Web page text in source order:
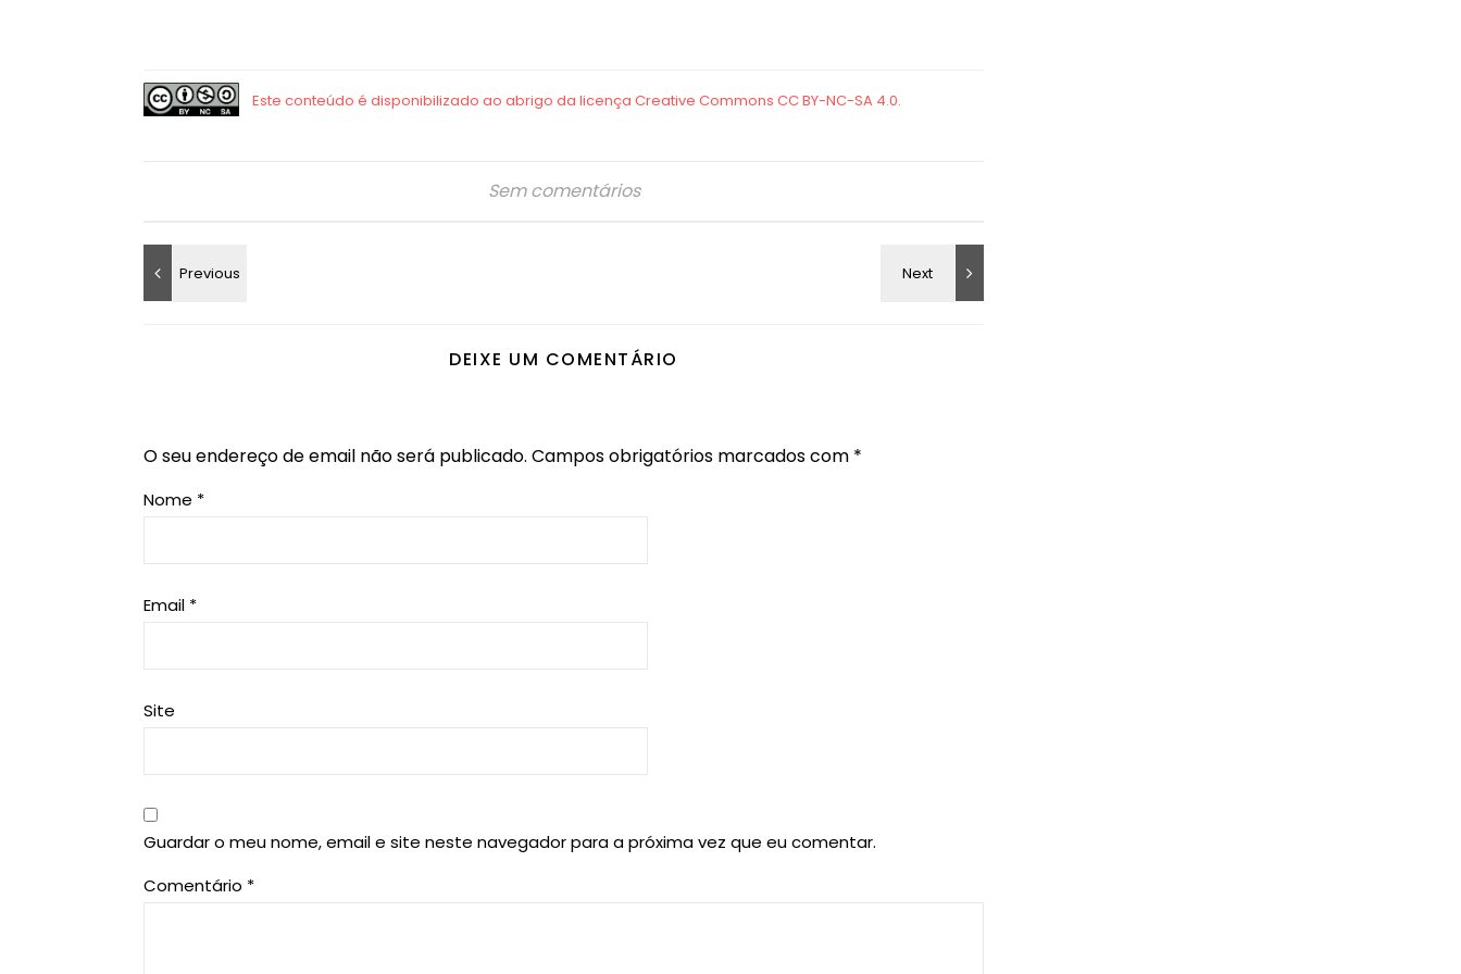
Sem comentários
DEIXE UM COMENTÁRIO
O seu endereço de email não será publicado. Campos obrigatórios marcados com *
Nome *
Email *
Site
Guardar o meu nome, email e site neste navegador para a próxima vez que eu comentar.
Comentário *